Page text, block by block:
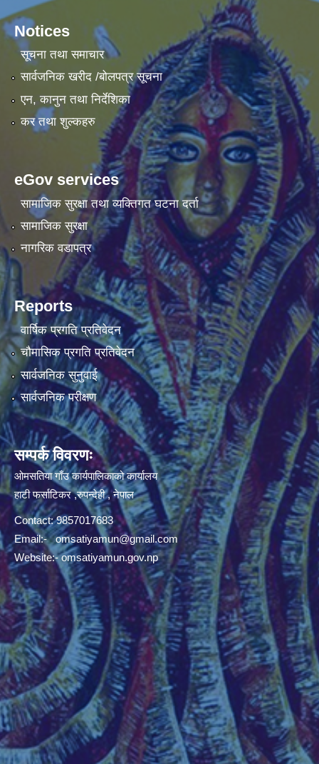
Notices
सूचना तथा समाचार
सार्वजनिक खरीद /बोलपत्र सूचना
एन, कानुन तथा निर्देशिका
कर तथा शुल्कहरु
eGov services
सामाजिक सुरक्षा तथा व्यक्तिगत घटना दर्ता
सामाजिक सुरक्षा
नागरिक वडापत्र
Reports
वार्षिक प्रगति प्रतिवेदन
चौमासिक प्रगति प्रतिवेदन
सार्वजनिक सुनुवाई
सार्वजनिक परीक्षण
सम्पर्क विवरणः
ओमसतिया गाँउ कार्यपालिकाको कार्यालय
हाटी फर्साटिकर ,रुपन्देही , नेपाल
Contact: 9857017683
Email:-omsatiyamun@gmail.com
Website:- omsatiyamun.gov.np